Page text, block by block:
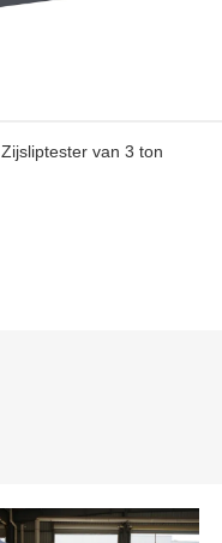
Zijsliptester van 3 ton